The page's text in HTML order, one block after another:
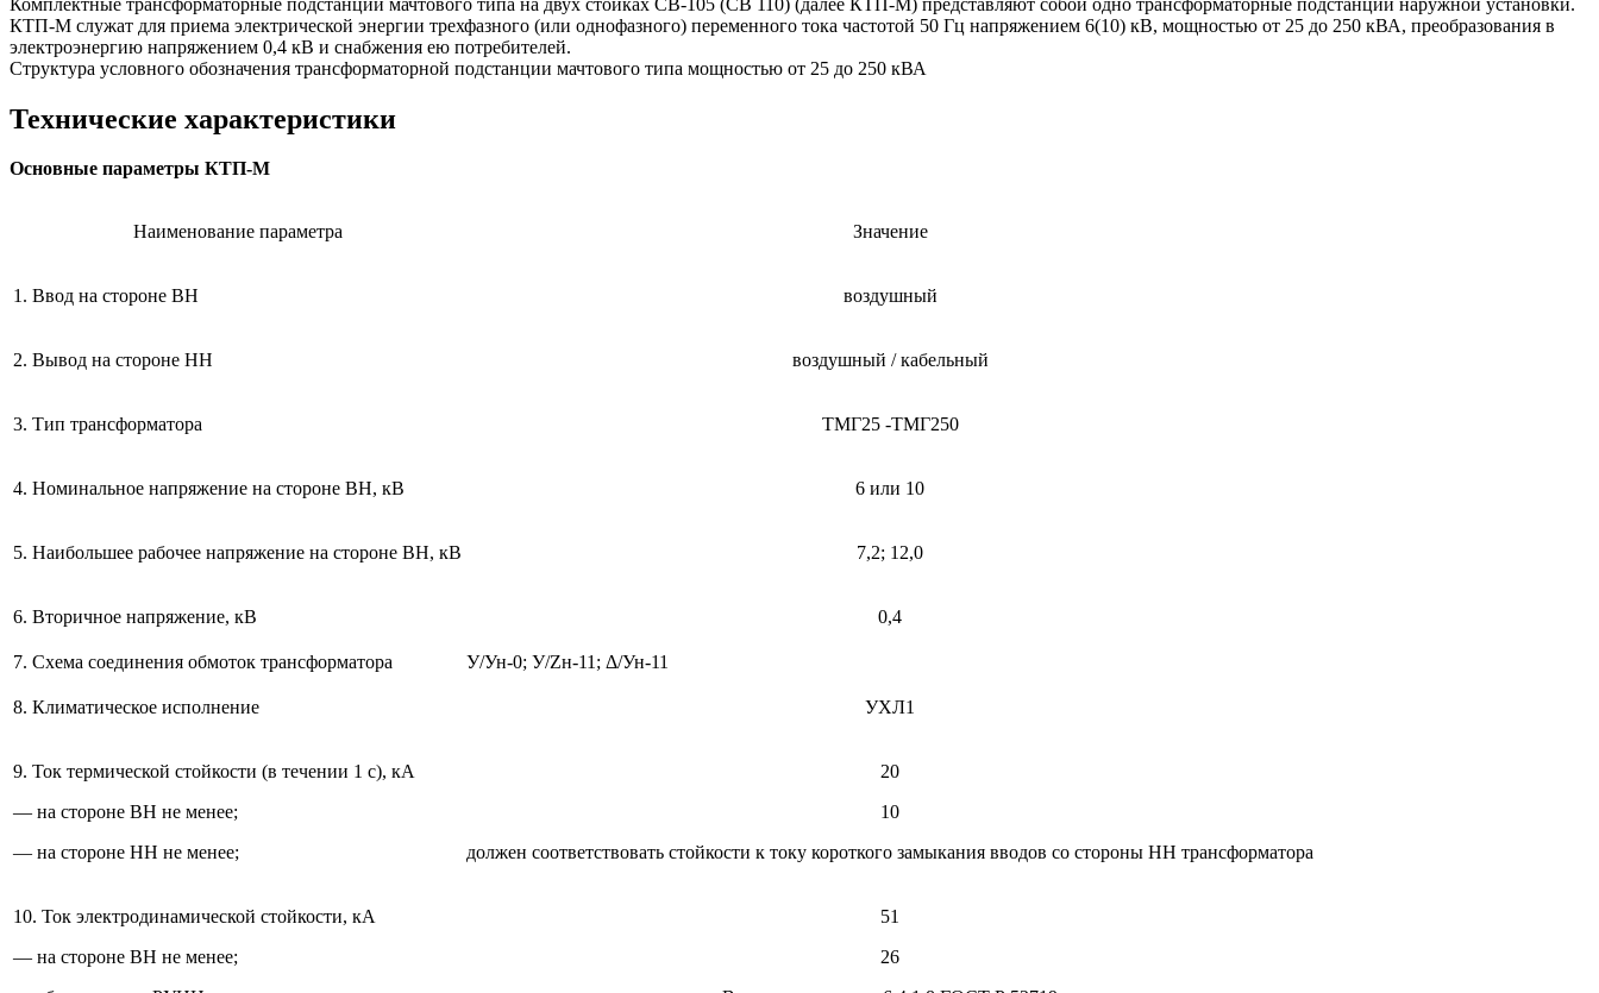
КТП-М служат для приема электрической энергии трехфазного (или однофазного) переменного тока частотой 50 Гц напряжением 6(10) кВ, мощностью от 25 до 250 кВА, преобразования в
электроэнергию напряжением 0,4 кВ и снабжения ею потребителей.
Структура условного обозначения трансформаторной подстанции мачтового типа мощностью от 25 до 250 кВА
Технические характеристики
Основные параметры КТП-М
Наименование параметра Значение
1. Ввод на стороне ВН воздушный
2. Вывод на стороне НН воздушный / кабельный
3. Тип трансформатора ТМГ25 -ТМГ250
4. Номинальное напряжение на стороне ВН, кВ 6 или 10
5. Наибольшее рабочее напряжение на стороне ВН, кВ 7,2; 12,0
6. Вторичное напряжение, кВ 0,4
7. Схема соединения обмоток трансформатора У/Ун-0; У/Zн-11; Δ/Ун-11
8. Климатическое исполнение УХЛ1
9. Ток термической стойкости (в течении 1 с), кА
— на стороне ВН не менее;
— на стороне НН не менее;
20
10
должен соответствовать стойкости к току короткого замыкания вводов со стороны НН трансформатора
10. Ток электродинамической стойкости, кА
— на стороне ВН не менее;
51
26